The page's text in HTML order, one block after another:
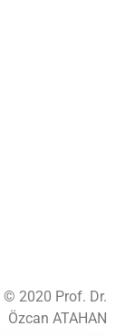
© 2020 Prof. Dr.
Özcan ATAHAN